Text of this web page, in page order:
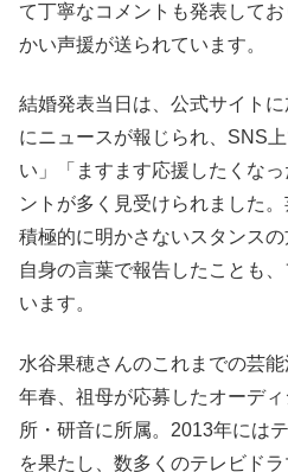
て丁寧なコメントも発表して
かい声援が送られています。
結婚発表当日は、公式サイト
にニュースが報じられ、SNS
い」「ますます応援したくな
ントが多く見受けられました
積極的に明かさないスタンス
自身の言葉で報告したことも
います。
水谷果穂さんのこれまでの芸
年春、祖母が応募したオーデ
所・研音に所属。2013年には
を果たし、数多くのテレビド